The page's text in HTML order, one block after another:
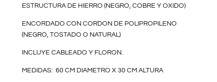
ESTRUCTURA DE HIERRO (NEGRO, COBRE Y OXIDO)
ENCORDADO CON CORDON DE POLIPROPILENO
(NEGRO, TOSTADO O NATURAL)
INCLUYE CABLEADO Y FLORON.
MEDIDAS: 60 CM DIAMETRO X 30 CM ALTURA